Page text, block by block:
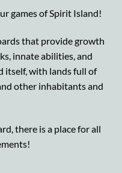
games of Spirit Island!
that provide growth
innate abilities, and
itself, with lands full of
other inhabitants and
there is a place for all